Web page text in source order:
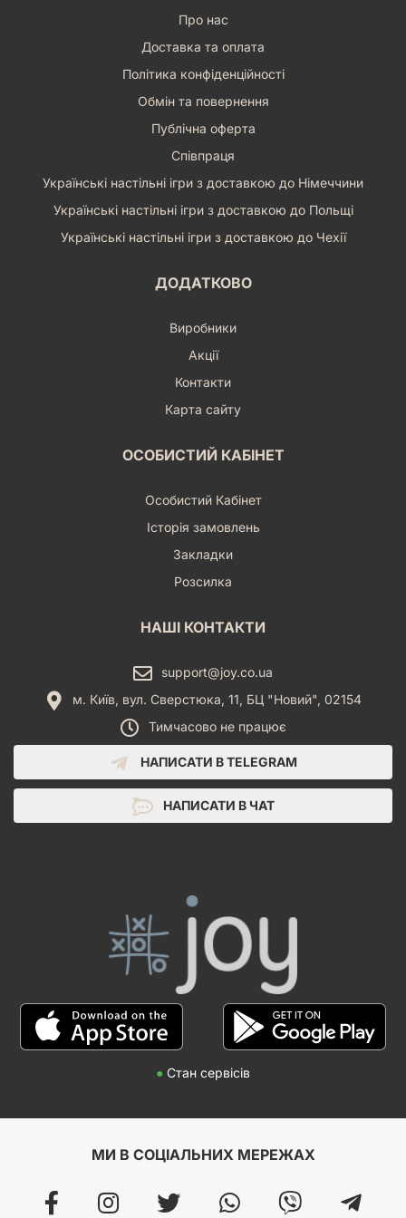
Про нас
Доставка та оплата
Політика конфіденційності
Обмін та повернення
Публічна оферта
Співпраця
Українські настільні ігри з доставкою до Німеччини
Українські настільні ігри з доставкою до Польщі
Українські настільні ігри з доставкою до Чехії
ДОДАТКОВО
Виробники
Акції
Контакти
Карта сайту
ОСОБИСТИЙ КАБІНЕТ
Особистий Кабінет
Історія замовлень
Закладки
Розсилка
НАШІ КОНТАКТИ
support@joy.co.ua
м. Київ, вул. Сверстюка, 11, БЦ "Новий", 02154
Тимчасово не працює
НАПИСАТИ В TELEGRAM
НАПИСАТИ В ЧАТ
● Стан сервісів
МИ В СОЦІАЛЬНИХ МЕРЕЖАХ